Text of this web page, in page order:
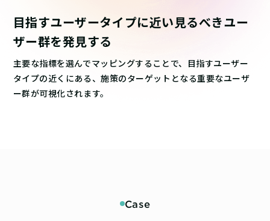
目指すユーザータイプに近い 見るべきユー
ザー群を発見する
主要な指標を選んでマッピングすることで、目指すユーザー
タイプの近くにある、施策のターゲットとなる重要なユーザ
ー群が可視化されます。
Case